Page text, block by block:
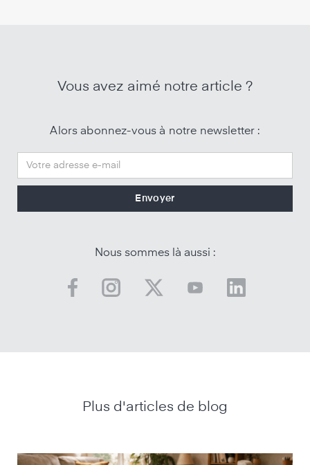
Vous avez aimé notre article ?
Alors abonnez-vous à notre newsletter :
Nous sommes là aussi :
Plus d'articles de blog